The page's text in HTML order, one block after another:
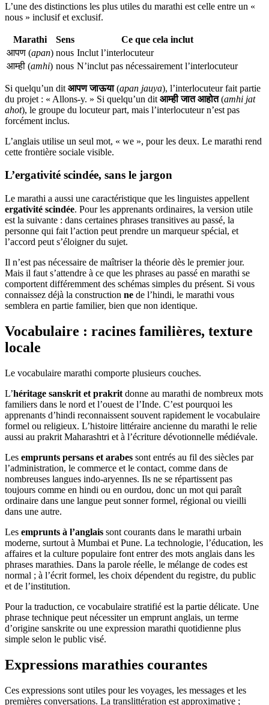
L’une des distinctions les plus utiles du marathi est celle entre un «
nous » inclusif et exclusif.
Marathi Sens
Ce que cela inclut
आपण (apan) nous Inclut l’interlocuteur
आम्ही (amhi) nous N’inclut pas nécessairement l’interlocuteur
Si quelqu’un dit आपण जाऊया(apan jauya), l’interlocuteur fait partie
du projet : « Allons-y. » Si quelqu’un dit आम्ही जात आहोत(amhi jat
ahot), le groupe du locuteur part, mais l’interlocuteur n’est pas
forcément inclus.
L’anglais utilise un seul mot, « we », pour les deux. Le marathi rend
cette frontière sociale visible.
L’ergativité scindée, sans le jargon
Le marathi a aussi une caractéristique que les linguistes appellent
ergativité scindée. Pour les apprenants ordinaires, la version utile
est la suivante : dans certaines phrases transitives au passé, la
personne qui fait l’action peut prendre un marqueur spécial, et
l’accord peut s’éloigner du sujet.
Il n’est pas nécessaire de maîtriser la théorie dès le premier jour.
Mais il faut s’attendre à ce que les phrases au passé en marathi se
comportent différemment des schémas simples du présent. Si vous
connaissez déjà la construction ne de l’hindi, le marathi vous
semblera en partie familier, bien que non identique.
Vocabulaire : racines familières, texture
locale
Le vocabulaire marathi comporte plusieurs couches.
L’héritage sanskrit et prakrit donne au marathi de nombreux mots
familiers dans le nord et l’ouest de l’Inde. C’est pourquoi les
apprenants d’hindi reconnaissent souvent rapidement le vocabulaire
formel ou religieux. L’histoire littéraire ancienne du marathi le relie
aussi au prakrit Maharashtri et à l’écriture dévotionnelle médiévale.
Les emprunts persans et arabes sont entrés au fil des siècles par
l’administration, le commerce et le contact, comme dans de
nombreuses langues indo-aryennes. Ils ne se répartissent pas
toujours comme en hindi ou en ourdou, donc un mot qui paraît
ordinaire dans une langue peut sonner formel, régional ou vieilli
dans une autre.
Les emprunts à l’anglais sont courants dans le marathi urbain
moderne, surtout à Mumbai et Pune. La technologie, l’éducation, les
affaires et la culture populaire font entrer des mots anglais dans les
phrases marathies. Dans la parole réelle, le mélange de codes est
normal ; à l’écrit formel, les choix dépendent du registre, du public
et de l’institution.
Pour la traduction, ce vocabulaire stratifié est la partie délicate. Une
phrase technique peut nécessiter un emprunt anglais, un terme
d’origine sanskrite ou une expression marathi quotidienne plus
simple selon le public visé.
Expressions marathies courantes
Ces expressions sont utiles pour les voyages, les messages et les
premières conversations. La translittération est approximative ;